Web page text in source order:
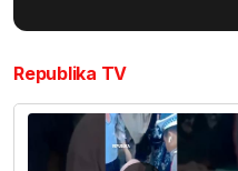
Republika TV